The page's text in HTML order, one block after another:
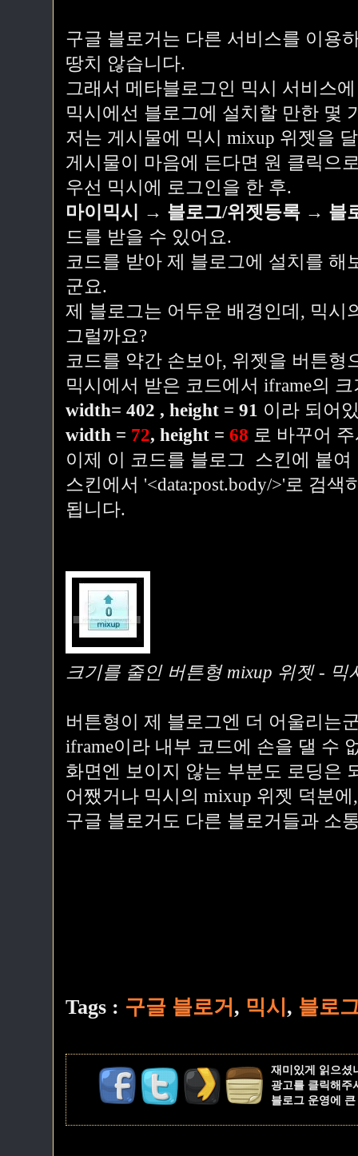
구글 블로거는 다른 서비스를 이용
땅치 않습니다.
그래서 메타블로그인 믹시 서비스
믹시에선 블로그에 설치할 만한 몇
저는 게시물에 믹시 mixup 위젯을
게시물이 마음에 든다면 원 클릭으
우선 믹시에 로그인을 한 후.
마이믹시 → 블로그/위젯등록 → 블
드를 받을 수 있어요.
코드를 받아 제 블로그에 설치를 해
군요.
제 블로그는 어두운 배경인데, 믹시
그럴까요?
코드를 약간 손보아, 위젯을 버튼형
믹시에서 받은 코드에서 iframe의
width= 402 , height = 91 이라 되어
width = 72, height = 68 로 바꾸어
이제 이 코드를 블로그 스킨에 붙
스킨에서 '<data:post.body/>'로 검
됩니다.
크기를 줄인 버튼형 mixup 위젯 - 믹
버튼형이 제 블로그엔 더 어울리는
iframe이라 내부 코드에 손을 댈 수
화면엔 보이지 않는 부분도 로딩은
어쨌거나 믹시의 mixup 위젯 덕분에,
구글 블로거도 다른 블로거들과 소
Tags : 구글 블로거 , 믹시 , 블로
재미있게 읽으셨
광고를 클릭해주
블로그 운영에